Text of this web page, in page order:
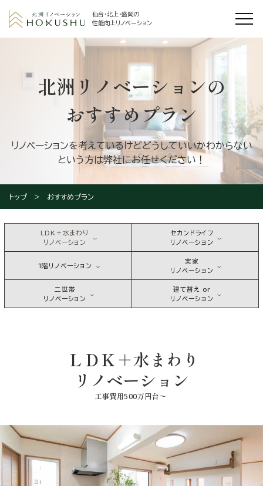
仙台・北上・盛岡の
性能向上リノベーション
北洲リノベーションの
おすすめプラン
リノベーションを考えているけどどうしていいかわからない
という方は弊社にお任せください！
トップ おすすめプラン
LDK＋水まわり
リノベーション
セカンドライフ
リノベーション
1階リノベーション
実家
リノベーション
二世帯
リノベーション
建て替え or
リノベーション
ＬＤＫ＋水まわり
リノベーション
工事費用500万円台〜